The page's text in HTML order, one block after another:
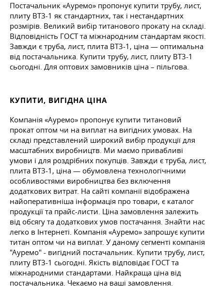
Постачальник «Ауремо» пропонує купити трубу, лист,
плиту ВТ3-1 як стандартних, так і нестандартних
розмірів. Великий вибір титанового прокату на складі.
Відповідність ГОСТ та міжнародним стандартам якості.
Завжди є труба, лист, плита ВТ3-1, ціна — оптимальна
від постачальника. Купити трубу, лист, плиту ВТ3-1
сьогодні. Для оптових замовників ціна – пільгова.
КУПИТИ, ВИГІДНА ЦІНА
Компанія «Ауремо» пропонує купити титановий
прокат оптом чи на виплат на вигідних умовах. На
складі представлений широкий вибір продукції для
масштабних виробництв. Ми маємо привабливі
умови і для роздрібних покупців. Завжди є труба, лист,
плита ВТ3-1, ціна — обумовлена технологічними
особливостями виробництва без включення
додаткових витрат. На сайті компанії відображена
найоперативніша інформація про товари, є каталог
продукції та прайс-листи. Ціна замовлення залежить
від обсягу та додаткових умов постачання. Знайти нас
легко в Інтернеті. Компанія «Ауремо» запрошує купити
титан оптом чи на виплат. У даному сегменті компанія
"Ауремо" - вигідний постачальник. Купити трубу, лист,
плиту ВТ3-1 сьогодні. Якість відповідає ГОСТ та
міжнародними стандартами. Найкраща ціна від
постачальника. Чекаємо на ваші замовлення.